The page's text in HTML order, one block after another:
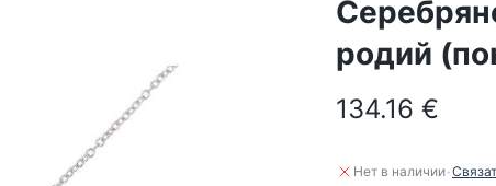
родий
134.16 €
Нет в наличии·